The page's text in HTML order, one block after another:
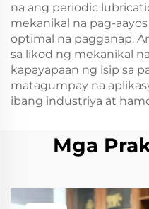
na ang periodic
mekanikal na pag-
optimal na pagganap.
sa likod ng mekanikal
kapayapaan ng isip sa
matagumpay na
ibang industriya at
Mga